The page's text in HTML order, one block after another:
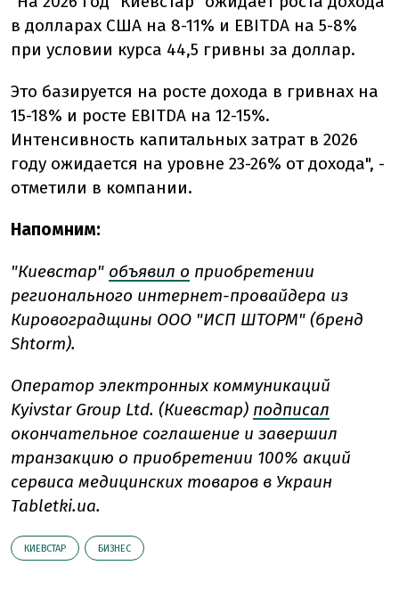
в долларах США на 8-11% и EBITDA на 5-8%
при условии курса 44,5 гривны за доллар.
Это базируется на росте дохода в гривнах на
15-18% и росте EBITDA на 12-15%.
Интенсивность капитальных затрат в 2026
году ожидается на уровне 23-26% от дохода", -
отметили в компании.
Напомним:
"Киевстар" объявил о приобретении
регионального интернет-провайдера из
Кировоградщины ООО "ИСП ШТОРМ" (бренд
Shtorm).
Оператор электронных коммуникаций
Kyivstar Group Ltd. (Киевстар) подписал
окончательное соглашение и завершил
транзакцию о приобретении 100% акций
сервиса медицинских товаров в Украин
Tabletki.ua.
КИЕВСТАР БИЗНЕС